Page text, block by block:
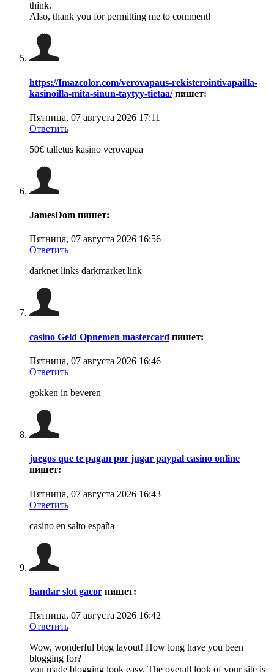
think.
Also, thank you for permitting me to comment!
https://Imazcolor.com/verovapaus-rekisterointivapailla-
kasinoilla-mita-sinun-taytyy-tietaa/ пишет:
Пятница, 07 августа 2026 17:11
Ответить
50€ talletus kasino verovapaa
JamesDom пишет:
Пятница, 07 августа 2026 16:56
Ответить
darknet links darkmarket link
casino Geld Opnemen mastercard пишет:
Пятница, 07 августа 2026 16:46
Ответить
gokken in beveren
juegos que te pagan por jugar paypal casino online
пишет:
Пятница, 07 августа 2026 16:43
Ответить
casino en salto españa
bandar slot gacor пишет:
Пятница, 07 августа 2026 16:42
Ответить
Wow, wonderful blog layout! How long have you been
blogging for?
you made blogging look easy. The overall look of your site is